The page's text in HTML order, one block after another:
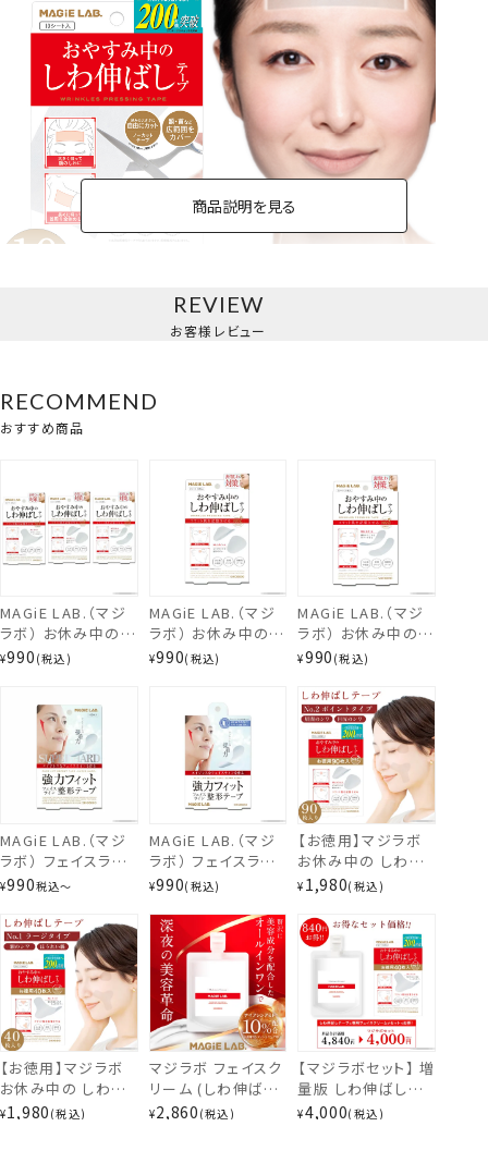
マジラボセット
専用クリーム＋増量版テープ＜No.1＞
商品説明を見る
REVIEW
お客様レビュー
RECOMMEND
おすすめ商品
MAGiE LAB.（マジ
ラボ） お休み中のし
わ伸ばしテープ ＜
イプ/NO3.スモール
タイプ＞
¥990 税込
MAGiE LAB.（マジ
ラボ） お休み中のし
わ伸ばしテープ
MG22116
¥990 税込
MAGiE LAB.（マジ
ラボ） お休み中のし
わ伸ばしテープ
プ 細かいところもカ
バー MG22117
¥990 税込
MAGiE LAB.（マジ
ラボ） フェイスライ
ン整形テープ 強力
り/トライアル30枚
入り＞ MG22124
MG22125
¥990税込〜
MAGiE LAB.（マジ
ラボ） フェイスライ
ン整形テープ [強力
30枚入り MG22125
¥990 税込
【お徳用】マジラボ
お休み中の しわ伸
ばしテープ No.2 ポ
中カバー (90枚入)
【1箱あたり919円お
徳の増量版】
MAGiE LAB.
MG43810
shobido 粧美堂
¥ 1,980 税込
【お徳用】マジラボ
お休み中の しわ伸
ばしテープ NO.1 ラ
¥1,980 税込
マジラボ フェイスク
リーム (しわ伸ばし
テープ専用クリー
¥2,860 税込
【マジラボセット】 増
量版 しわ伸ばしテ
ープ ＜No.1/No.2
¥4,000 税込